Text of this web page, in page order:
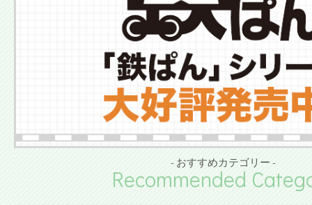
- おすすめカテゴリー -
Recommended